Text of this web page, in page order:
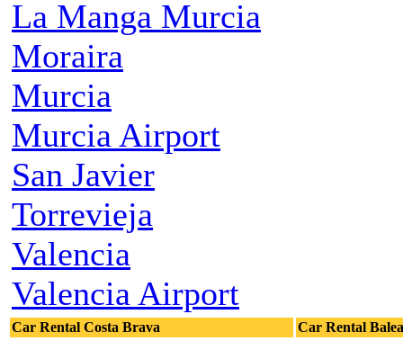
La Manga Murcia
Moraira
Murcia
Murcia Airport
San Javier
Torrevieja
Valencia
Valencia Airport
Car Rental Costa Brava Car Rental